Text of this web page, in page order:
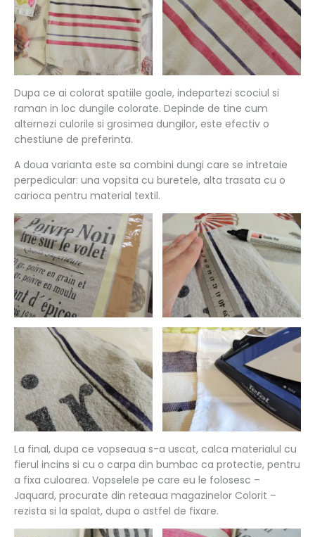
Dupa ce ai colorat spatiile goale, indepartezi scociul si
raman in loc dungile colorate. Depinde de tine cum
alternezi culorile si grosimea dungilor, este efectiv o
chestiune de preferinta.
A doua varianta este sa combini dungi care se intretaie
perpedicular: una vopsita cu buretele, alta trasata cu o
carioca pentru material textil.
La final, dupa ce vopseaua s-a uscat, calca materialul cu
fierul incins si cu o carpa din bumbac ca protectie, pentru
a fixa culoarea. Vopselele pe care eu le folosesc –
Jaquard, procurate din reteaua magazinelor Colorit –
rezista si la spalat, dupa o astfel de fixare.